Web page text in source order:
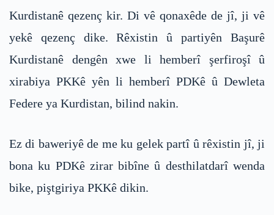
Kurdistanê qezenç kir. Di vê qonaxêde de jî, ji vê
yekê qezenç dike. Rêxistin û partiyên Başurê
Kurdistanê dengên xwe li hemberî şerfiroşî û
xirabiya PKKê yên li hemberî PDKê û Dewleta
Federe ya Kurdistan, bilind nakin.
Ez di baweriyê de me ku gelek partî û rêxistin jî, ji
bona ku PDKê zirar bibîne û desthilatdarî wenda
bike, piştgiriya PKKê dikin.